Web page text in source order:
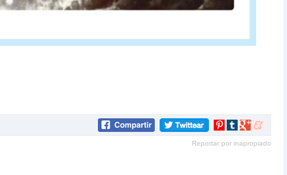
Compartir
Pinterest
Compartir
tumblr
Compartir
Google+
Compartir
meneame
Reportar por inapropiado